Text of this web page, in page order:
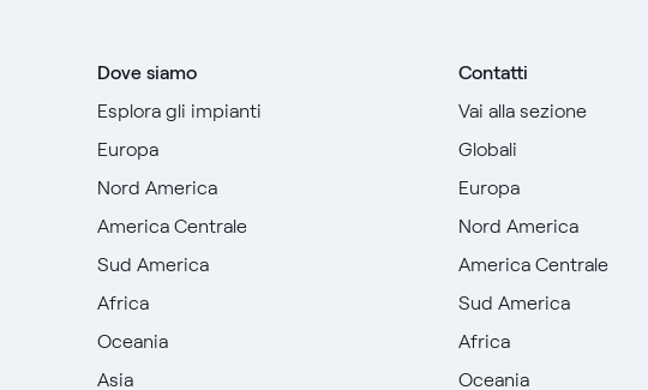
Dove siamo
Esplora gli impianti
Europa
Nord America
America Centrale
Sud America
Africa
Oceania
Asia
Contatti
Vai alla sezione
Globali
Europa
Nord America
America Centrale
Sud America
Africa
Oceania